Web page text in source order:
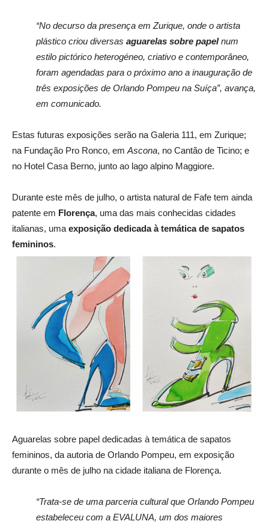
“No decurso da presença em Zurique, onde o artista
plástico criou diversas aguarelas sobre papelnum
estilo pictórico heterogéneo, criativo e contemporâneo,
foram agendadas para o próximo ano a inauguração de
três exposições de Orlando Pompeu na Suíça”, avança,
em comunicado.
Estas futuras exposições serão na Galeria 111, em Zurique;
na Fundação Pro Ronco, em Ascona, no Cantão de Ticino; e
no Hotel Casa Berno, junto ao lago alpino Maggiore.
Durante este mês de julho, o artista natural de Fafe tem ainda
patente em Florença, uma das mais conhecidas cidades
italianas, uma exposição dedicada à temática de sapatos
femininos.
Aguarelas sobre papel dedicadas à temática de sapatos
femininos, da autoria de Orlando Pompeu, em exposição
durante o mês de julho na cidade italiana de Florença.
“Trata-se de uma parceria cultural que Orlando Pompeu
estabeleceu com a EVALUNA, um dos maiores